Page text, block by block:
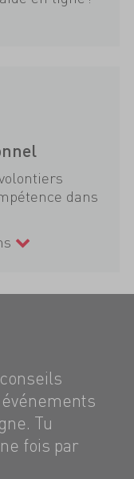
dans
Tu
fois par